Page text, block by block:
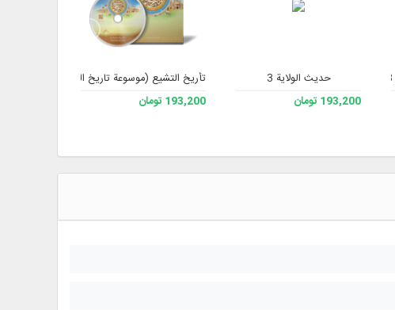
حديث الولاية 3
193,200 تومان
تأريخ التشيع (موسوعة تاريخ الشيعة)
193,200 تومان